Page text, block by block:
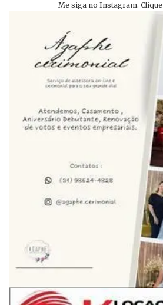
Me siga no Instagram.